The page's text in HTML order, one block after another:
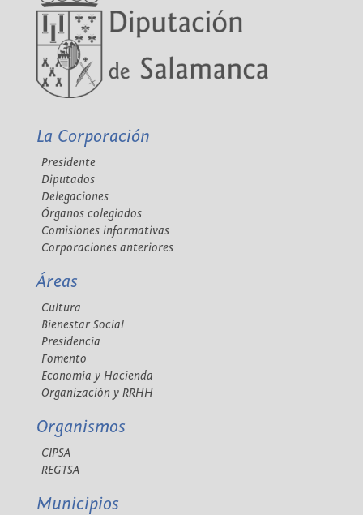
La Corporación
Presidente
Diputados
Delegaciones
Órganos colegiados
Comisiones informativas
Corporaciones anteriores
Áreas
Cultura
Bienestar Social
Presidencia
Fomento
Economía y Hacienda
Organización y RRHH
Organismos
CIPSA
REGTSA
Municipios